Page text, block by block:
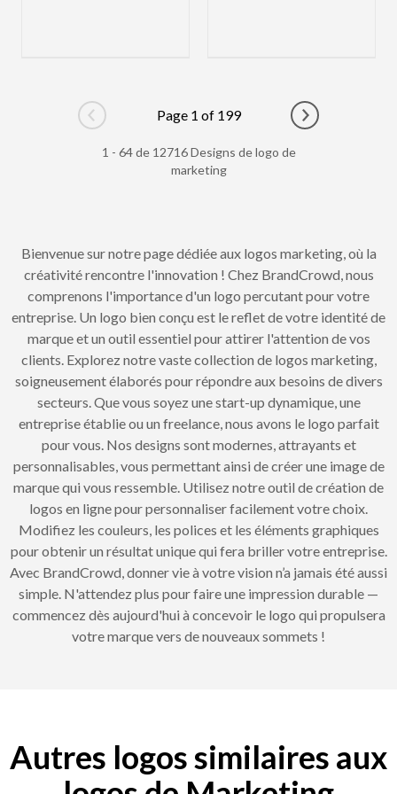
Go to previous page
Page 1 of 199
Go to next
1 - 64 de 12716 Designs de logo de
marketing
Bienvenue sur notre page dédiée aux logos marketing, où la
créativité rencontre l'innovation ! Chez BrandCrowd, nous
comprenons l'importance d'un logo percutant pour votre
entreprise. Un logo bien conçu est le reflet de votre identité de
marque et un outil essentiel pour attirer l'attention de vos
clients. Explorez notre vaste collection de logos marketing,
soigneusement élaborés pour répondre aux besoins de divers
secteurs. Que vous soyez une start-up dynamique, une
entreprise établie ou un freelance, nous avons le logo parfait
pour vous. Nos designs sont modernes, attrayants et
personnalisables, vous permettant ainsi de créer une image de
marque qui vous ressemble. Utilisez notre outil de création de
logos en ligne pour personnaliser facilement votre choix.
Modifiez les couleurs, les polices et les éléments graphiques
pour obtenir un résultat unique qui fera briller votre entreprise.
Avec BrandCrowd, donner vie à votre vision n’a jamais été aussi
simple. N'attendez plus pour faire une impression durable —
commencez dès aujourd'hui à concevoir le logo qui propulsera
votre marque vers de nouveaux sommets !
Autres logos similaires aux